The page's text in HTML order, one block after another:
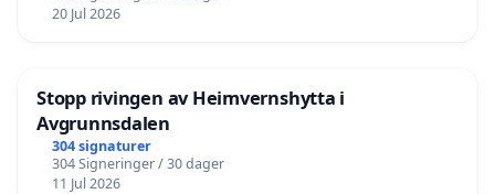
20 Jul 2026
Stopp rivingen av Heimvernshytta i
Avgrunnsdalen
304 signaturer
304 Signeringer / 30 dager
11 Jul 2026